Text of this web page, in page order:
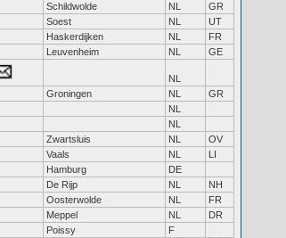
Schildwolde NL
GR
Soest NL
UT
Haskerdijken NL
FR
Leuvenheim NL GE
NL
Groningen NL
GR
NL
NL
Zwartsluis NL
OV
Vaals NL
LI
Hamburg
DE
De Rijp NL
NH
Oosterwolde NL
FR
Meppel NL
DR
Poissy
F